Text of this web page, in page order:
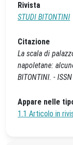
Rivista
STUDI BITONTINI
Citazione
La scala di
napoletane:
BITONTINI. -
Appare nelle
1.1 Articolo in